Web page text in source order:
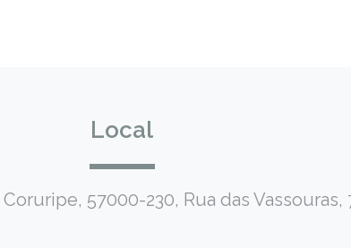
Local
57000-230, Rua das Vassouras,